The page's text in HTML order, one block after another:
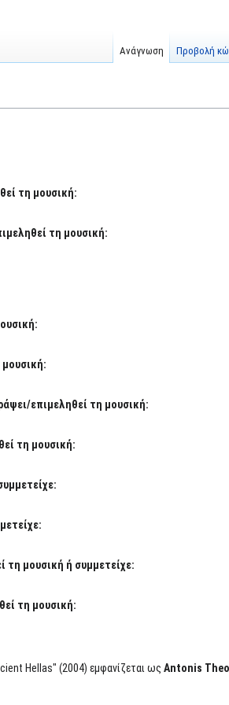
τη μουσική:
τη μουσική:
μουσική:
επιμεληθεί τη μουσική:
τη μουσική:
τη μουσική ή συμμετείχε:
τη μουσική:
Hellas" (2004) εμφανίζεται ως Antonis
Ανάγνωση Προβολή